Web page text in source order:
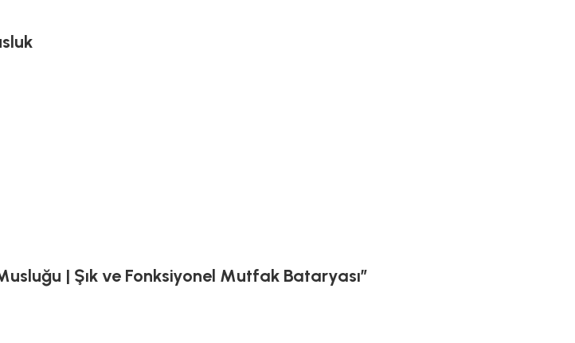
| Şık ve Fonksiyonel Mutfak Bataryası”